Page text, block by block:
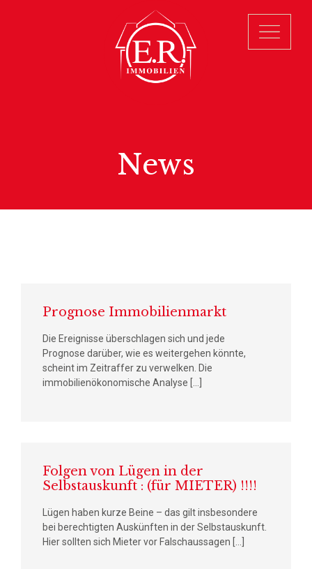
News
Prognose Immobilienmarkt
Die Ereignisse überschlagen sich und jede
Prognose darüber, wie es weitergehen könnte,
scheint im Zeitraffer zu verwelken. Die
immobilienökonomische Analyse […]
Folgen von Lügen in der
Selbstauskunft : (für MIETER) !!!!
Lügen haben kurze Beine – das gilt insbesondere
bei berechtigten Auskünften in der Selbstauskunft.
Hier sollten sich Mieter vor Falschaussagen […]